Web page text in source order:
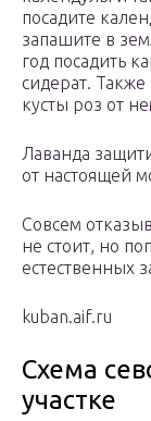
посадите
запашите в
год посадить
сидерат. Также
кусты роз от
Лаванда
от настоящей
Совсем
не стоит, но
естественных
kuban.aif.ru
Схема
участке